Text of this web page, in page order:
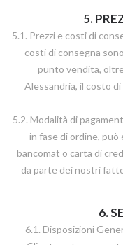
5.
5.1. Prezzi e costi di
costi di consegna
punto vendita,
Alessandria, il costo
5.2. Modalità di
in fase di ordine,
bancomat o carta di
da parte dei nostri
6.
6.1. Disposizioni